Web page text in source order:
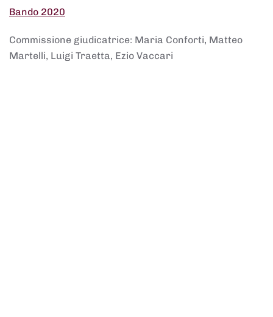
Bando 2020
Commissione giudicatrice: Maria Conforti, Matteo
Martelli, Luigi Traetta, Ezio Vaccari